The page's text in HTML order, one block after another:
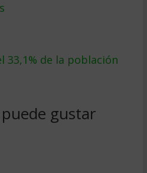
33,1% de la población
gustar